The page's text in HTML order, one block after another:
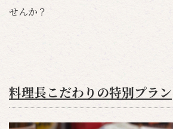
せんか？
料理長こだわりの特別プラン